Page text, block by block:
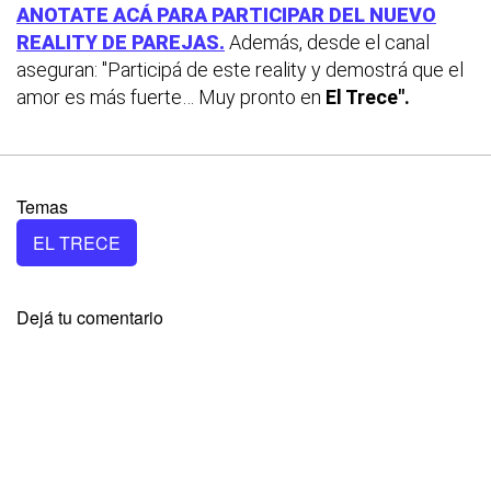
ANOTATE ACÁ PARA PARTICIPAR DEL NUEVO
REALITY DE PAREJAS. Además, desde el canal
aseguran: "Participá de este reality y demostrá que el
amor es más fuerte… Muy pronto en El Trece".
Temas
EL TRECE
Dejá tu comentario